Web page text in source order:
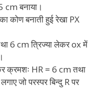
cm बनाया।
कोण बनाती हुई रेखा PX
6 cm त्रिज्या लेकर ox में
क्रमशः HR = 6 cm तथा
जो परस्पर बिन्दु R पर